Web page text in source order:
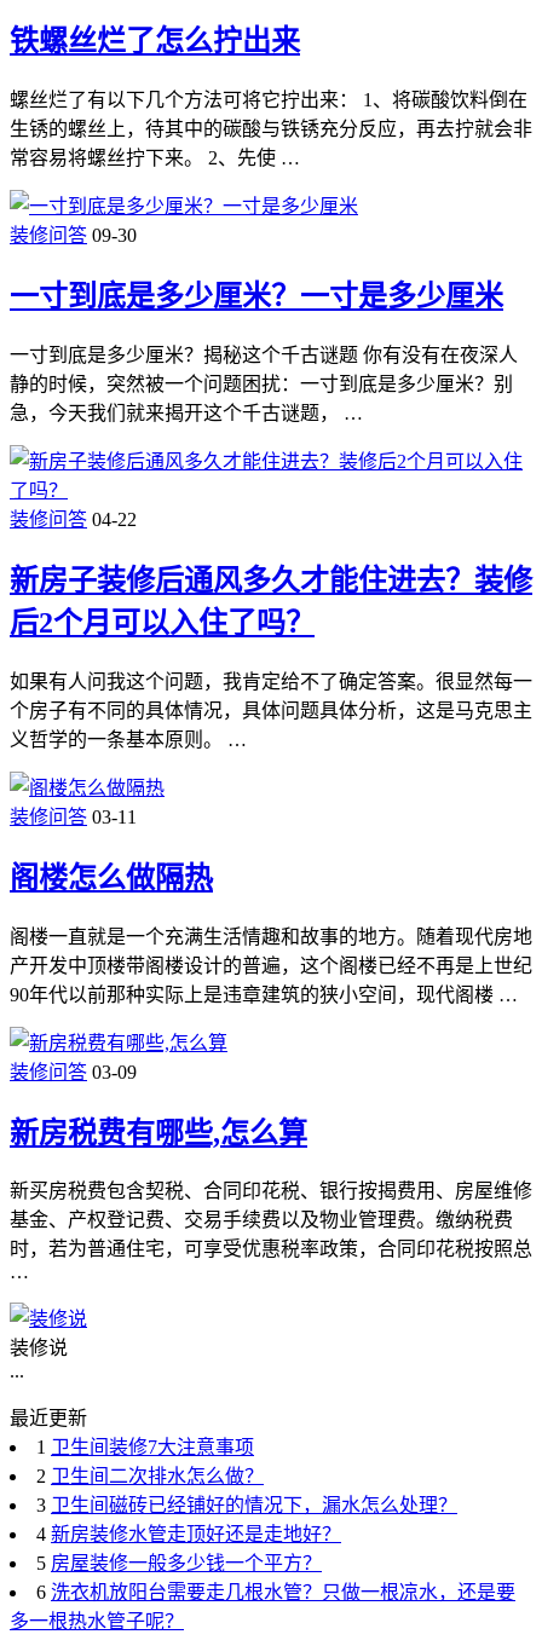
铁螺丝烂了怎么拧出来
螺丝烂了有以下几个方法可将它拧出来： 1、将碳酸饮料倒在
生锈的螺丝上，待其中的碳酸与铁锈充分反应，再去拧就会非
常容易将螺丝拧下来。 2、先使 …
装修问答 09-30
一寸到底是多少厘米？一寸是多少厘米
一寸到底是多少厘米？揭秘这个千古谜题 你有没有在夜深人
静的时候，突然被一个问题困扰：一寸到底是多少厘米？别
急，今天我们就来揭开这个千古谜题， …
装修问答 04-22
新房子装修后通风多久才能住进去？装修
后2个月可以入住了吗？
如果有人问我这个问题，我肯定给不了确定答案。很显然每一
个房子有不同的具体情况，具体问题具体分析，这是马克思主
义哲学的一条基本原则。 …
装修问答 03-11
阁楼怎么做隔热
阁楼一直就是一个充满生活情趣和故事的地方。随着现代房地
产开发中顶楼带阁楼设计的普遍，这个阁楼已经不再是上世纪
90年代以前那种实际上是违章建筑的狭小空间，现代阁楼 …
装修问答 03-09
新房税费有哪些,怎么算
新买房税费包含契税、合同印花税、银行按揭费用、房屋维修
基金、产权登记费、交易手续费以及物业管理费。缴纳税费
时，若为普通住宅，可享受优惠税率政策，合同印花税按照总
…
装修说
...
最近更新
1
卫生间装修7大注意事项
2
卫生间二次排水怎么做？
3
卫生间磁砖已经铺好的情况下，漏水怎么处理？
4 新房装修水管走顶好还是走地好？
5 房屋装修一般多少钱一个平方？
6 洗衣机放阳台需要走几根水管？只做一根凉水，还是要
多一根热水管子呢？